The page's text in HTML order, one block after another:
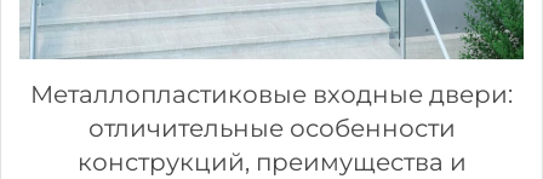
Металлопластиковые входные двери:
отличительные особенности
конструкций, преимущества и